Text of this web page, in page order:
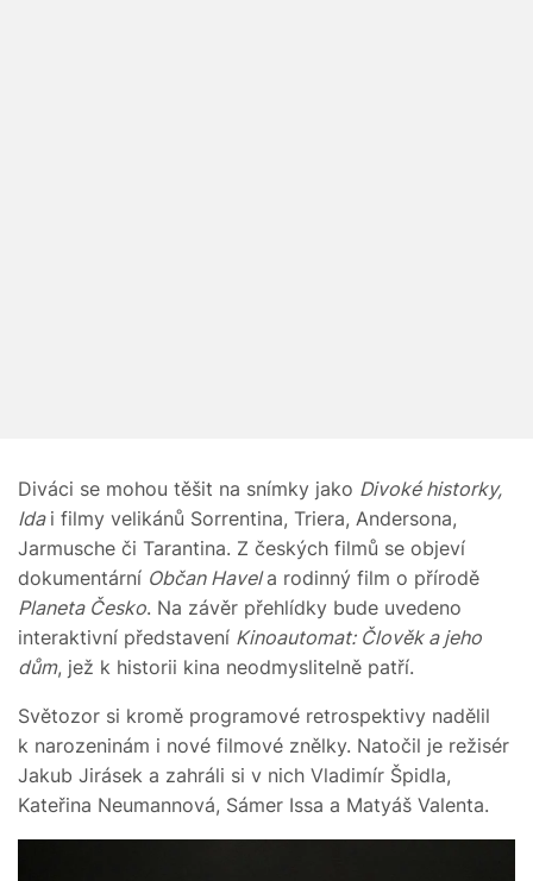
Diváci se mohou těšit na snímky jako Divoké historky,
Ida i filmy velikánů Sorrentina, Triera, Andersona,
Jarmusche či Tarantina. Z českých filmů se objeví
dokumentární Občan Havela rodinný film o přírodě
Planeta Česko. Na závěr přehlídky bude uvedeno
interaktivní představení Kinoautomat: Člověk a jeho
dům, jež k historii kina neodmyslitelně patří.
Světozor si kromě programové retrospektivy nadělil
k narozeninám i nové filmové znělky. Natočil je režisér
Jakub Jirásek a zahráli si v nich Vladimír Špidla,
Kateřina Neumannová, Sámer Issa a Matyáš Valenta.